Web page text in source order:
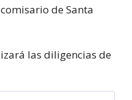
de Santa
las diligencias de